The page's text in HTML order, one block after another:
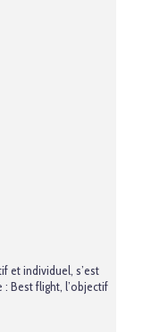
et individuel, s’est
Best flight, l’objectif